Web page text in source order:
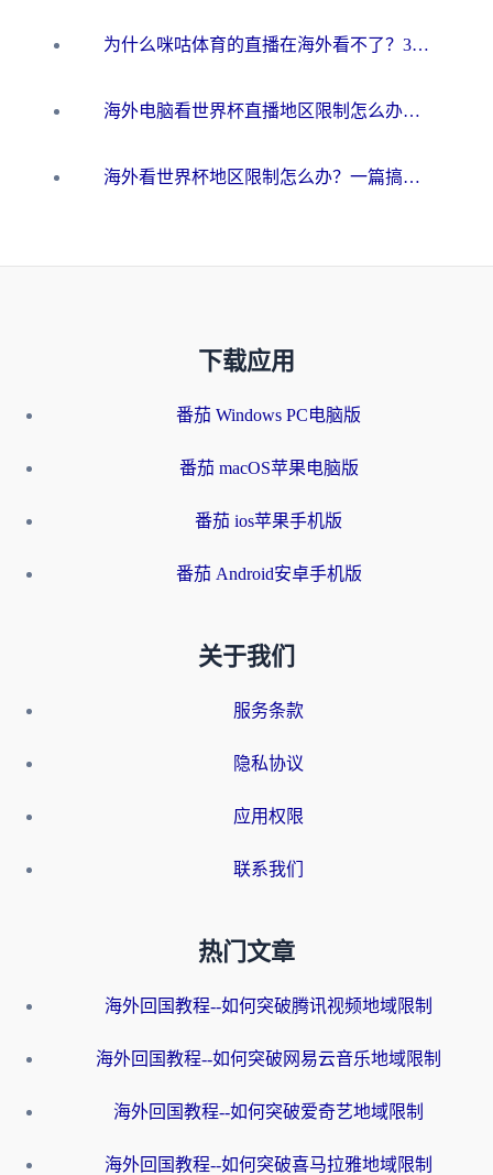
为什么咪咕体育的直播在海外看不了？3步解决海外看世界杯+抖音地区限制难题
海外电脑看世界杯直播地区限制怎么办？你需要一个聪明的加速器
海外看世界杯地区限制怎么办？一篇搞定咪咕视频播放+国内资源无缝访问指南
下载应用
番茄 Windows PC电脑版
番茄 macOS苹果电脑版
番茄 ios苹果手机版
番茄 Android安卓手机版
关于我们
服务条款
隐私协议
应用权限
联系我们
热门文章
海外回国教程--如何突破腾讯视频地域限制
海外回国教程--如何突破网易云音乐地域限制
海外回国教程--如何突破爱奇艺地域限制
海外回国教程--如何突破喜马拉雅地域限制